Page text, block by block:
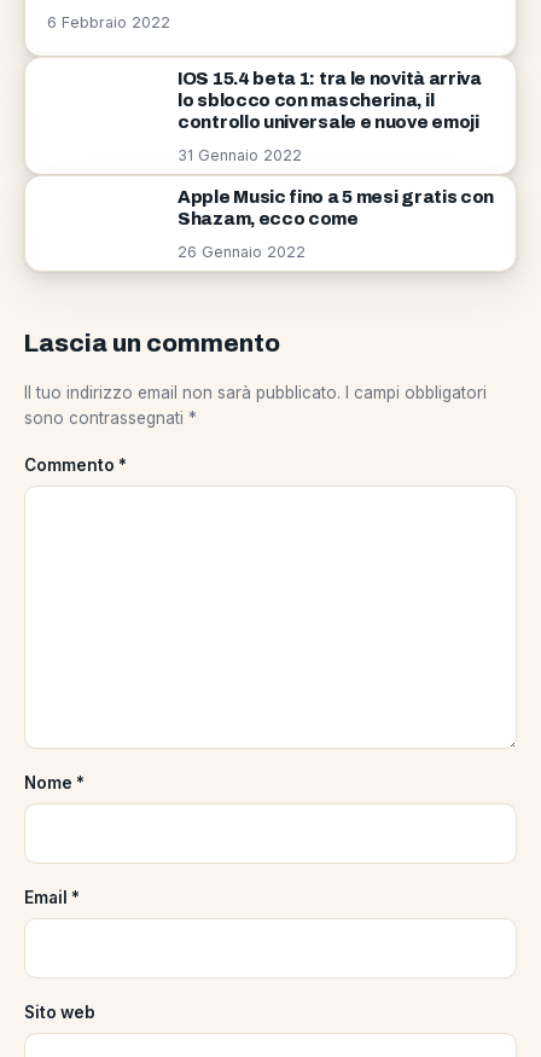
6 Febbraio 2022
IOS 15.4 beta 1: tra le novità arriva
lo sblocco con mascherina, il
controllo universale e nuove emoji
31 Gennaio 2022
Apple Music fino a 5 mesi gratis con
Shazam, ecco come
26 Gennaio 2022
Lascia un commento
Il tuo indirizzo email non sarà pubblicato.
I campi obbligatori
sono contrassegnati *
Commento *
Nome *
Email *
Sito web